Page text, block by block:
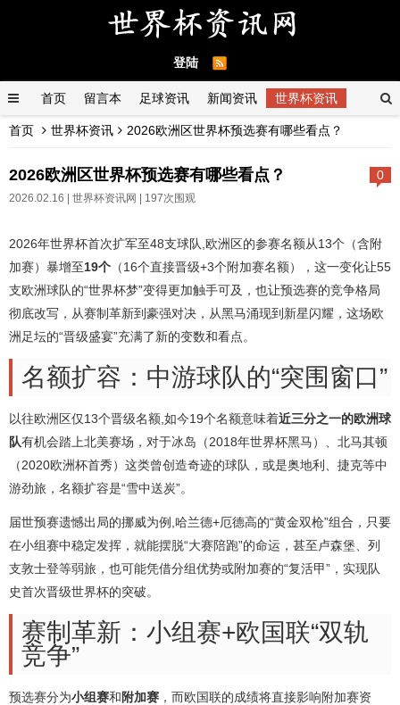
登陆
首页 留言本 足球资讯 新闻资讯 世界杯资讯
首页 世界杯资讯 2026欧洲区世界杯预选赛有哪些看点？
0
2026欧洲区世界杯预选赛有哪些看点？
2026.02.16 | 世界杯资讯网 | 197次围观
2026年世界杯首次扩军至48支球队,欧洲区的参赛名额从13个（含附
加赛）暴增至19个 （16个直接晋级+3个附加赛名额），这一变化让55
支欧洲球队的“世界杯梦”变得更加触手可及，也让预选赛的竞争格局
彻底改写，从赛制革新到豪强对决，从黑马涌现到新星闪耀，这场欧
洲足坛的“晋级盛宴”充满了新的变数和看点。
名额扩容：中游球队的“突围窗口”
以往欧洲区仅13个晋级名额,如今19个名额意味着近三分之一的欧洲球
队有机会踏上北美赛场，对于冰岛（2018年世界杯黑马）、北马其顿
（2020欧洲杯首秀）这类曾创造奇迹的球队，或是奥地利、捷克等中
游劲旅，名额扩容是“雪中送炭”。
届世预赛遗憾出局的挪威为例,哈兰德+厄德高的“黄金双枪”组合，只要
在小组赛中稳定发挥，就能摆脱“大赛陪跑”的命运，甚至卢森堡、列
支敦士登等弱旅，也可能凭借分组优势或附加赛的“复活甲”，实现队
史首次晋级世界杯的突破。
赛制革新：小组赛+欧国联“双轨
竞争”
预选赛分为小组赛和附加赛 ，而欧国联的成绩将直接影响附加赛资